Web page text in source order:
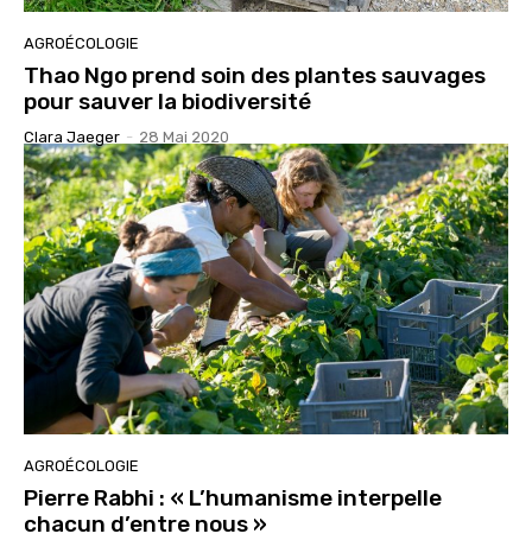
AGROÉCOLOGIE
Thao Ngo prend soin des plantes sauvages
pour sauver la biodiversité
Clara Jaeger - 28 Mai 2020
AGROÉCOLOGIE
Pierre Rabhi : « L’humanisme interpelle
chacun d’entre nous »